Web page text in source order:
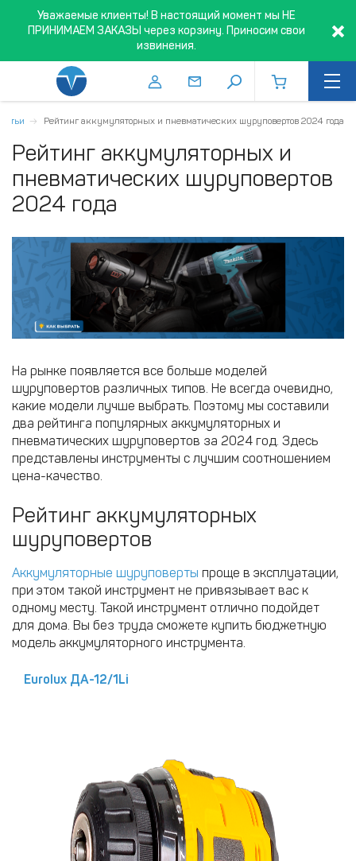
Уважаемые клиенты! В настоящий момент мы НЕ
ПРИНИМАЕМ ЗАКАЗЫ через корзину. Приносим свои
извинения.
Рейтинг аккумуляторных и пневматических шуруповертов 2024 года
Рейтинг аккумуляторных и
пневматических шуруповертов
2024 года
На рынке появляется все больше моделей
шуруповертов различных типов. Не всегда очевидно,
какие модели лучше выбрать. Поэтому мы составили
два рейтинга популярных аккумуляторных и
пневматических шуруповертов за 2024 год. Здесь
представлены инструменты с лучшим соотношением
цена-качество.
Рейтинг аккумуляторных
шуруповертов
Аккумуляторные шуруповерты проще в эксплуатации,
при этом такой инструмент не привязывает вас к
одному месту. Такой инструмент отлично подойдет
для дома. Вы без труда сможете купить бюджетную
модель аккумуляторного инструмента.
Eurolux ДА-12/1Li